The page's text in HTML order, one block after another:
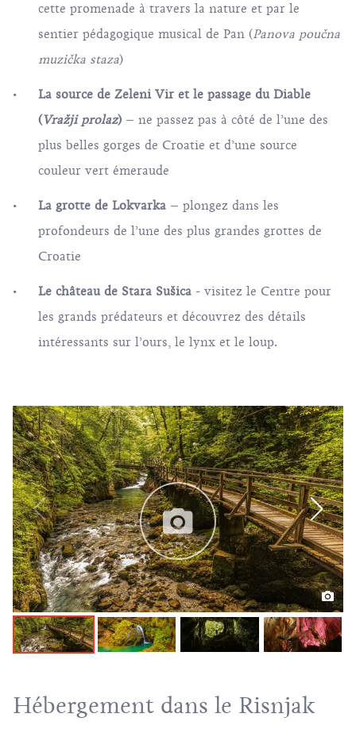
cette promenade à travers la nature et par le
sentier pédagogique musical de Pan (Panova poučna
muzička staza)
La source de Zeleni Vir et le passage du Diable
(Vražji prolaz) – ne passez pas à côté de l’une des
plus belles gorges de Croatie et d’une source
couleur vert émeraude
La grotte de Lokvarka – plongez dans les
profondeurs de l’une des plus grandes grottes de
Croatie
Le château de Stara Sušica - visitez le Centre pour
les grands prédateurs et découvrez des détails
intéressants sur l’ours, le lynx et le loup.
Hébergement dans le Risnjak